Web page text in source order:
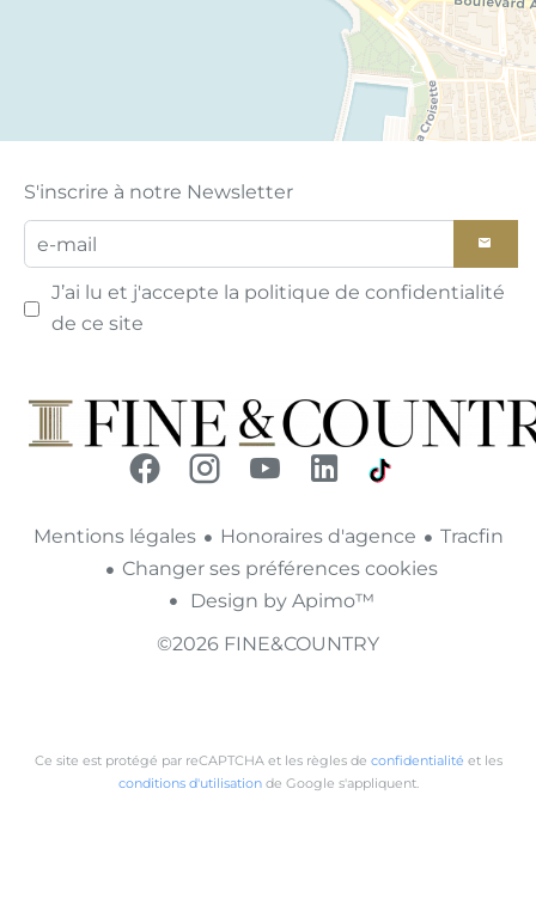
S'inscrire à notre Newsletter
J’ai lu et j'accepte la politique de confidentialité
de ce site
Mentions légales Honoraires d'agence
Tracfin
Changer ses préférences cookies
Design by Apimo™
©2026 FINE&COUNTRY
Ce site est protégé par reCAPTCHA et les règles de confidentialité et les
conditions d'utilisationde Google s'appliquent.